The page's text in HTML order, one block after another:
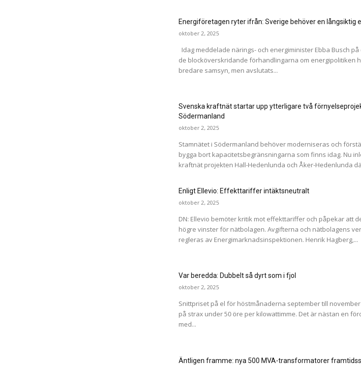
Energiföretagen ryter ifrån: Sverige behöver en långsiktig
oktober 2, 2025
Idag meddelade närings- och energiminister Ebba Busch
de blocköverskridande förhandlingarna om energipolitiken
bredare samsyn, men avslutats...
Svenska kraftnät startar upp ytterligare två
Södermanland
oktober 2, 2025
Stamnätet i Södermanland behöver moderniseras och
bygga bort kapacitetsbegränsningarna som finns idag. Nu
kraftnät projekten Hall-Hedenlunda och Åker-Hedenlunda
Enligt Ellevio: Effekttariffer intäktsneutralt
oktober 2, 2025
DN: Ellevio bemöter kritik mot effekttariffer och påpekar att
högre vinster för nätbolagen. Avgifterna och nätbolagens
regleras av Energimarknadsinspektionen. Henrik Hagberg,...
Var beredda: Dubbelt så dyrt som i fjol
oktober 2, 2025
Snittpriset på el för höstmånaderna september till
på strax under 50 öre per kilowattimme. Det är nästan en
med...
Äntligen framme: nya 500 MVA-transformatorer